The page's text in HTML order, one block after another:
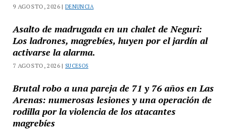
9 AGOSTO, 2026 |DENUNCIA
Asalto de madrugada en un chalet de Neguri:
Los ladrones, magrebíes, huyen por el jardín al
activarse la alarma.
7 AGOSTO, 2026 | SUCESOS
Brutal robo a una pareja de 71 y 76 años en Las
Arenas: numerosas lesiones y una operación de
rodilla por la violencia de los atacantes
magrebíes